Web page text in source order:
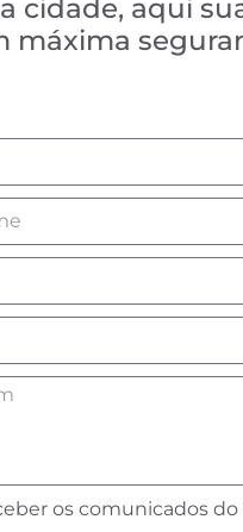
cidade, aqui
máxima
os comunicados do